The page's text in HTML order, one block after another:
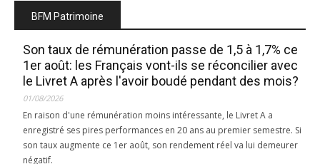
BFM Patrimoine
Son taux de rémunération passe de 1,5 à 1,7% ce
1er août: les Français vont-ils se réconcilier avec
le Livret A après l'avoir boudé pendant des mois?
01/08/2026
En raison d'une rémunération moins intéressante, le Livret A a
enregistré ses pires performances en 20 ans au premier semestre. Si
son taux augmente ce 1er août, son rendement réel va lui demeurer
négatif.